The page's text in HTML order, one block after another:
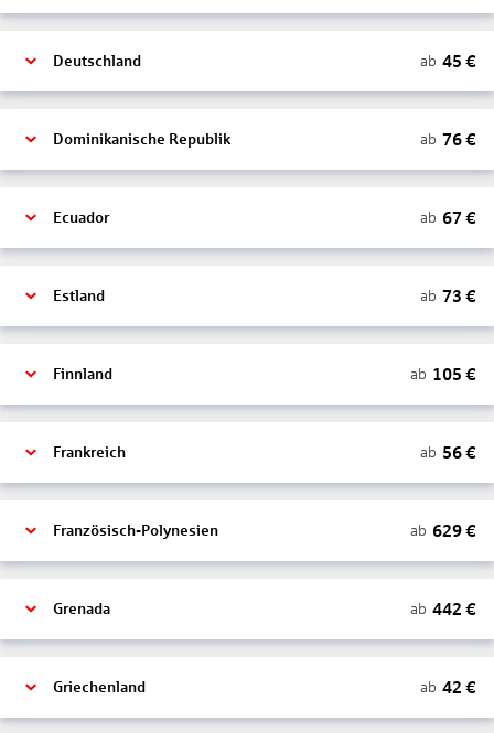
Deutschland ab 45 €
Dominikanische Republik ab 76€
Ecuador ab 67 €
Estland ab 73 €
Finnland ab 105 €
Frankreich ab 56€
Französisch-Polynesien ab 629€
Grenada ab 442 €
Griechenland ab 42 €